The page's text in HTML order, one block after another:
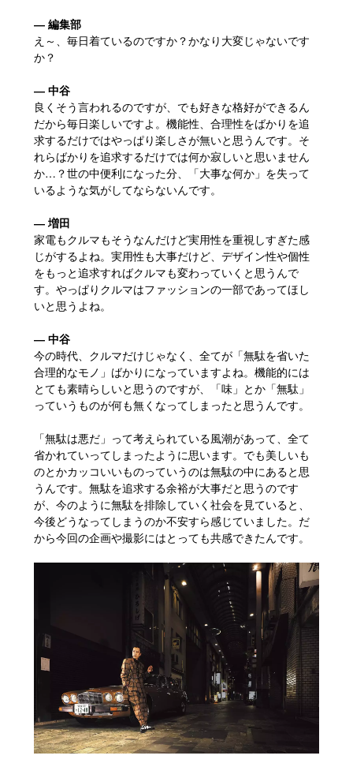
― 編集部
え～、毎日着ているのですか？かなり大変じゃないです
か？
― 中谷
良くそう言われるのですが、でも好きな格好ができるん
だから毎日楽しいですよ。機能性、合理性をばかりを追
求するだけではやっぱり楽しさが無いと思うんです。そ
れらばかりを追求するだけでは何か寂しいと思いません
か…？世の中便利になった分、「大事な何か」を失って
いるような気がしてならないんです。
― 増田
家電もクルマもそうなんだけど実用性を重視しすぎた感
じがするよね。実用性も大事だけど、デザイン性や個性
をもっと追求すればクルマも変わっていくと思うんで
す。やっぱりクルマはファッションの一部であってほし
いと思うよね。
― 中谷
今の時代、クルマだけじゃなく、全てが「無駄を省いた
合理的なモノ」ばかりになっていますよね。機能的には
とても素晴らしいと思うのですが、「味」とか「無駄」
っていうものが何も無くなってしまったと思うんです。
「無駄は悪だ」って考えられている風潮があって、全て
省かれていってしまったように思います。でも美しいも
のとかカッコいいものっていうのは無駄の中にあると思
うんです。無駄を追求する余裕が大事だと思うのです
が、今のように無駄を排除していく社会を見ていると、
今後どうなってしまうのか不安すら感じていました。だ
から今回の企画や撮影にはとっても共感できたんです。